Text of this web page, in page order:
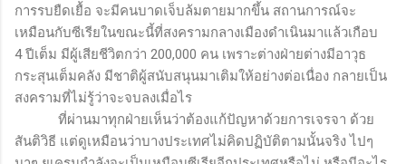
การรบยืดเยื้อ จะมีคนบาดเจ็บล้มตายมากขึ้น สถานการณ์จะ
เหมือนกับซีเรียในขณะนี้ที่สงครามกลางเมืองดำเนินมาแล้วเกือบ
4ปีเต็ม มีผู้เสียชีวิตกว่า 200,000 คน เพราะต่างฝ่ายต่างมีอาวุธ
กระสุนเต็มคลัง มีชาติผู้สนับสนุนมาเติมให้อย่างต่อเนื่อง กลายเป็น
สงครามที่ไม่รู้ว่าจะจบลงเมื่อไร
ที่ผ่านมาทุกฝ่ายเห็นว่าต้องแก้ปัญหาด้วยการเจรจา ด้วย
สันติวิธี แต่ดูเหมือนว่าบางประเทศไม่คิดปฏิบัติตามนั้นจริง ไปๆ